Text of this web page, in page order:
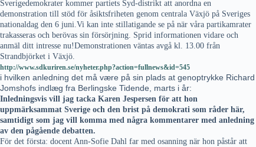
Sverigedemokrater kommer partiets Syd-distrikt att anordna en
demonstration till stöd för åsiktsfriheten genom centrala Växjö på Sveriges
nationaldag den 6 juni.Vi kan inte stillatigande se på när våra partikamrater
trakasseras och berövas sin försörjning. Sprid informationen vidare och
anmäl ditt intresse nu!Demonstrationen väntas avgå kl. 13.00 från
Strandbjörket i Växjö.
http://www.sdkuriren.se/nyheter.php?action=fullnews&id=545
i hvilken anledning det må være på sin plads at genoptrykke Richard
Jomshofs indlæg fra Berlingske Tidende, marts i år:
Inledningsvis vill jag tacka Karen Jespersen för att hon
uppmärksammat Sverige och den brist på demokrati som råder här,
samtidigt som jag vill komma med några kommentarer med anledning
av den pågående debatten.
För det första: docent Ann-Sofie Dahl far med osanning när hon påstår att